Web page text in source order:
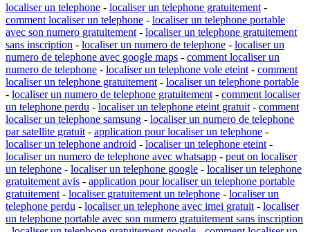
localiser un telephone - localiser un telephone gratuitement -
comment localiser un telephone - localiser un telephone portable
avec son numero gratuitement - localiser un telephone gratuitement
sans inscription - localiser un numero de telephone - localiser un
numero de telephone avec google maps - comment localiser un
numero de telephone - localiser un telephone vole eteint - comment
localiser un telephone gratuitement - localiser un telephone portable
- localiser un numero de telephone gratuitement - comment localiser
un telephone perdu - localiser un telephone eteint gratuit - comment
localiser un telephone samsung - localiser un numero de telephone
par satellite gratuit - application pour localiser un telephone -
localiser un telephone android - localiser un telephone eteint -
localiser un numero de telephone avec whatsapp - peut on localiser
un telephone - localiser un telephone google - localiser un telephone
gratuitement avis - application pour localiser un telephone portable
gratuitement - localiser gratuitement un telephone - localiser un
telephone perdu - localiser un telephone avec imei gratuit - localiser
un telephone portable avec son numero gratuitement sans inscription